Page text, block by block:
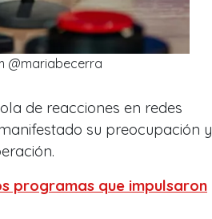
@mariabecerra
de reacciones en redes
su preocupación y
programas que impulsaron